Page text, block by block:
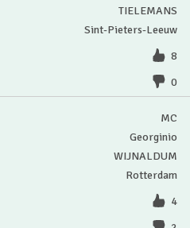
TIELEMANS
Sint-Pieters-Leeuw
8
0
MC
Georginio
WIJNALDUM
Rotterdam
4